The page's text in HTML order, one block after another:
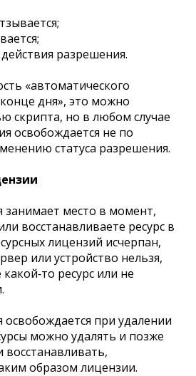
разрешения.
«автоматического
дня», это можно
скрипта, но в любом случае
освобождается не по
статуса разрешения.
занимает место в момент,
восстанавливаете ресурс в
лицензий исчерпан,
или устройство нельзя,
ресурс или не
освобождается при удалении
можно удалять и позже
образом лицензии.